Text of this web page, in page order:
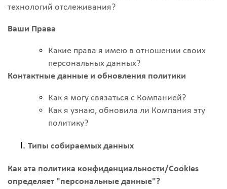
технологий отслеживания?
Ваши Права
Какие права я имею в отношении своих
персональных данных?
Контактные данные и обновления политики
Как я могу связаться с Компанией?
Как я узнаю, обновила ли Компания эту
политику?
Типы собираемых данных
Как эта политика конфиденциальности/Cookies
определяет "персональные данные"?